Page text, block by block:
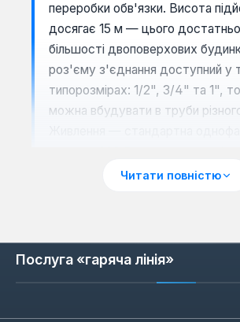
переробки обв'язки. Висота
досягає 15 м — цього
більшості двоповерхових
роз'єму з'єднання доступний у
типорозмірах: 1/2", 3/4" та 1",
можна вбудувати в труби
без окремого щитка.
Сценарії застосування
Насоси для підвищення тиску
Читати повністю
Послуга «гаряча лінія»